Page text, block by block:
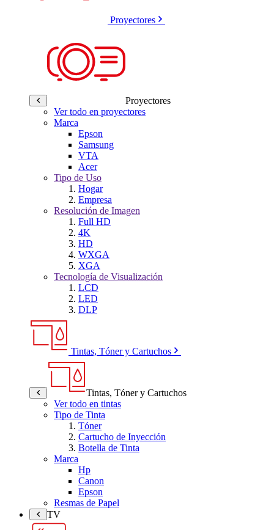
Proyectores
Proyectores
Ver todo en proyectores
Marca
Epson
Samsung
VTA
Acer
Tipo de Uso
Hogar
Empresa
Resolución de Imagen
Full HD
4K
HD
WXGA
XGA
Tecnología de Visualización
LCD
LED
DLP
Tintas, Tóner y Cartuchos
Tintas, Tóner y Cartuchos
Ver todo en tintas
Tipo de Tinta
Tóner
Cartucho de Inyección
Botella de Tinta
Marca
Hp
Canon
Epson
Resmas de Papel
TV